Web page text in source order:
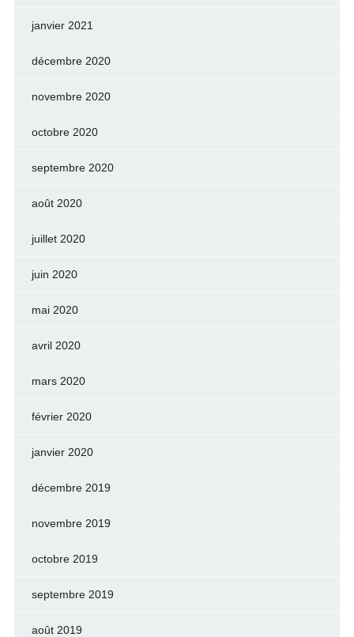
janvier 2021
décembre 2020
novembre 2020
octobre 2020
septembre 2020
août 2020
juillet 2020
juin 2020
mai 2020
avril 2020
mars 2020
février 2020
janvier 2020
décembre 2019
novembre 2019
octobre 2019
septembre 2019
août 2019